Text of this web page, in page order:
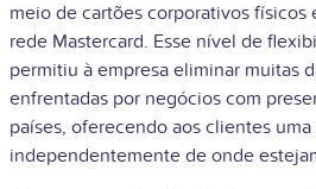
meio de cartões corporativos físicos
rede Mastercard. Esse nível de
permitiu à empresa eliminar muitas
enfrentadas por negócios com
países, oferecendo aos clientes
independentemente de onde